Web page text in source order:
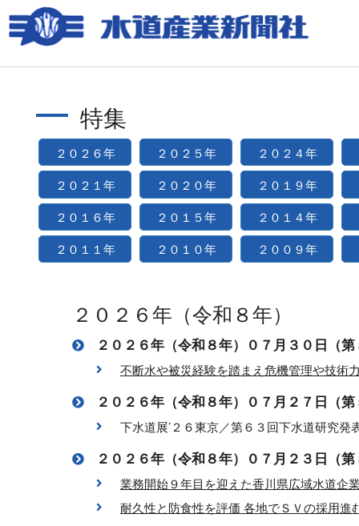
特集
２０２６年 ２０２５年 ２０２４年
２０２１年
２０２０年 ２０１９年
２０１６年
２０１５年 ２０１４年
２０１１年
２０１０年 ２００９年
２０２６年（令和８年）
２０２６年（令和８年）０７月３０日（
不断水や被災経験を踏まえ危機管理や技術
２０２６年（令和８年）０７月２７日（
下水道展’２６東京／第６３回下水道研究発
２０２６年（令和８年）０７月２３日（
業務開始９年目を迎えた香川県広域水道企
耐久性と防食性を評価 各地でＳＶの採用進